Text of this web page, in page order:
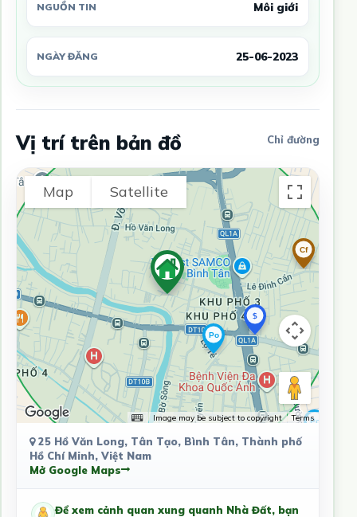
NGUỒN TIN Môi giới
NGÀY ĐĂNG 25-06-2023
Vị trí trên bản đồ Chỉ đường
Map Satellite
Image may be subject to copyright Terms
25 Hồ Văn Long, Tân Tạo, Bình Tân, Thành phố
Hồ Chí Minh, Việt Nam
Mở Google Maps
Để xem cảnh quan xung quanh Nhà Đất, bạn